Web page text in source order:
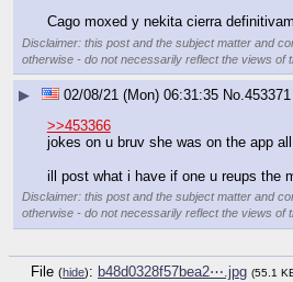
Cago moxed y nekita cierra
Disclaimer: this post and the subject matter and
otherwise - do not necessarily reflect the views of
▶ 02/08/21 (Mon) 06:31:35 No.453371
>>453366
jokes on u bruv she was on the app
ill post what i have if one u reups the
Disclaimer: this post and the subject matter and
otherwise - do not necessarily reflect the views of
File (hide): b48d0328f57bea2⋯.jpg (55.1